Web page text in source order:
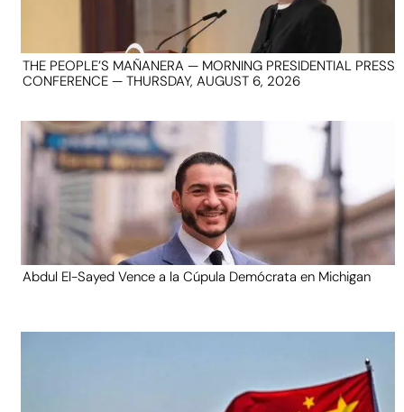
THE PEOPLE’S MAÑANERA — MORNING PRESIDENTIAL PRESS
CONFERENCE — THURSDAY, AUGUST 6, 2026
Abdul El-Sayed Vence a la Cúpula Demócrata en Michigan